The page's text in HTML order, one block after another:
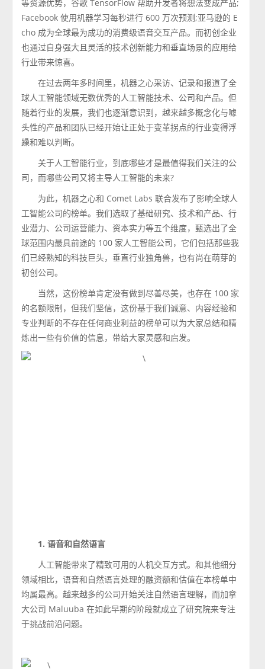
等资源优势，谷歌 TensorFlow 帮助开发者将想法变成产品;
Facebook 使用机器学习每秒进行 600 万次预测;亚马逊的 E
cho 成为全球最为成功的消费级语音交互产品。而初创企业
也通过自身强大且灵活的技术创新能力和垂直场景的应用给
行业带来惊喜。
在过去两年多时间里，机器之心采访、记录和报道了全
球人工智能领域无数优秀的人工智能技术、公司和产品。但
随着行业的发展，我们也逐渐意识到，越来越多概念化与噱
头性的产品和团队已经开始让正处于变革拐点的行业变得浮
躁和难以判断。
关于人工智能行业，到底哪些才是最值得我们关注的公
司，而哪些公司又将主导人工智能的未来?
为此，机器之心和 Comet Labs 联合发布了影响全球人
工智能公司的榜单。我们选取了基础研究、技术和产品、行
业潜力、公司运营能力、资本实力等五个维度，甄选出了全
球范围内最具前途的 100 家人工智能公司，它们包括那些我
们已经熟知的科技巨头，垂直行业独角兽，也有尚在萌芽的
初创公司。
当然，这份榜单肯定没有做到尽善尽美，也存在 100 家
的名额限制，但我们坚信，这份基于我们诚意、内容经验和
专业判断的不存在任何商业利益的榜单可以为大家总结和精
炼出一些有价值的信息，带给大家灵感和启发。
1. 语音和自然语言
人工智能带来了精致可用的人机交互方式。和其他细分
领域相比，语音和自然语言处理的融资额和估值在本榜单中
均属最高。越来越多的公司开始关注自然语言理解，而加拿
大公司 Maluuba 在如此早期的阶段就成立了研究院来专注
于挑战前沿问题。